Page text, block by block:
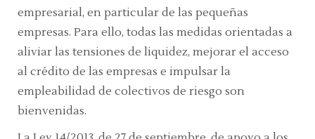
empresarial, en particular de las pequeñas
empresas. Para ello, todas las medidas orientadas a
aliviar las tensiones de liquidez, mejorar el acceso
al crédito de las empresas e impulsar la
empleabilidad de colectivos de riesgo son
bienvenidas.